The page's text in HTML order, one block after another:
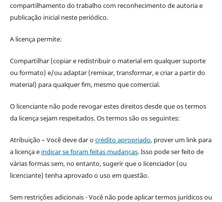
compartilhamento do trabalho com reconhecimento de autoria e
publicação inicial neste periódico.
A licença permite:
Compartilhar (copiar e redistribuir o material em qualquer suporte
ou formato) e/ou adaptar (remixar, transformar, e criar a partir do
material) para qualquer fim, mesmo que comercial.
O licenciante não pode revogar estes direitos desde que os termos
da licença sejam respeitados. Os termos são os seguintes:
Atribuição – Você deve dar ocrédito apropriado, prover um link para
a licença e indicar se foram feitas mudanças. Isso pode ser feito de
várias formas sem, no entanto, sugerir que o licenciador (ou
licenciante) tenha aprovado o uso em questão.
Sem restrições adicionais - Você não pode aplicar termos jurídicos ou